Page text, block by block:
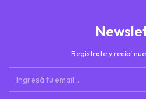
Registrate y recibí